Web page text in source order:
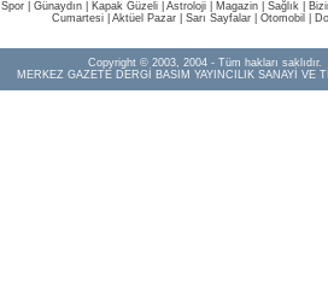
Spor Günaydın Kapak Güzeli Astroloji Magazin Sağlık
Cumartesi| Aktüel Pazar| Sarı Sayfalar| Otomobil
Copyright © 2003, 2004 - Tüm hakları saklıdır.
MERKEZ GAZETE DERGİ BASIM YAYINCILIK SANAYİ VE